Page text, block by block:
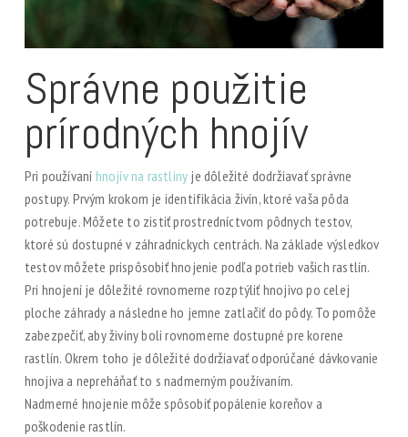
Správne použitie
prírodných hnojív
Pri používaní hnojív na rastliny je dôležité dodržiavať správne
postupy. Prvým krokom je identifikácia živín, ktoré vaša pôda
potrebuje. Môžete to zistiť prostredníctvom pôdnych testov,
ktoré sú dostupné v záhradníckych centrách. Na základe výsledkov
testov môžete prispôsobiť hnojenie podľa potrieb vašich rastlín.
Pri hnojení je dôležité rovnomerne rozptýliť hnojivo po celej
ploche záhrady a následne ho jemne zatlačiť do pôdy. To pomôže
zabezpečiť, aby živiny boli rovnomerne dostupné pre korene
rastlín. Okrem toho je dôležité dodržiavať odporúčané dávkovanie
hnojiva a nepreháňať to s nadmerným používaním.
Nadmerné hnojenie môže spôsobiť popálenie koreňov a
poškodenie rastlín.